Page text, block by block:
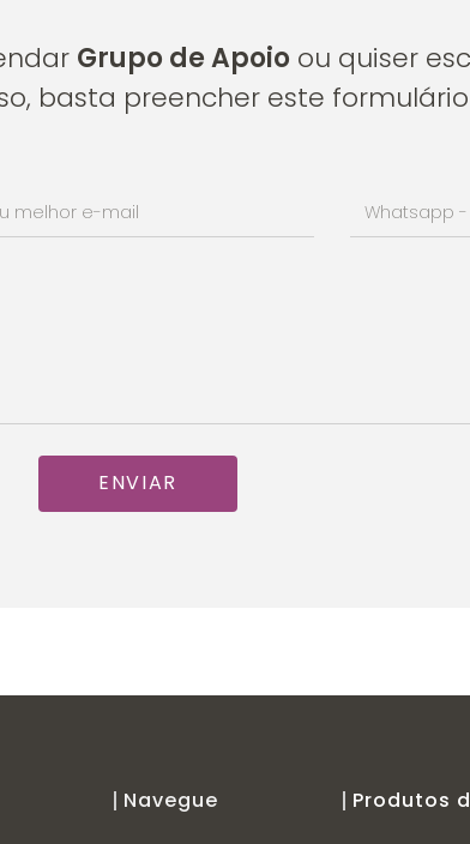
Grupo de Apoio ou quiser
basta preencher este
ENVIAR
Navegue Produtos